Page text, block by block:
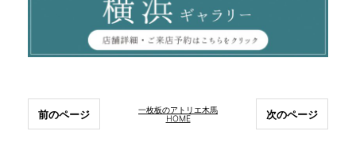
一枚板のアトリエ木馬
HOME
前のページ 次のページ